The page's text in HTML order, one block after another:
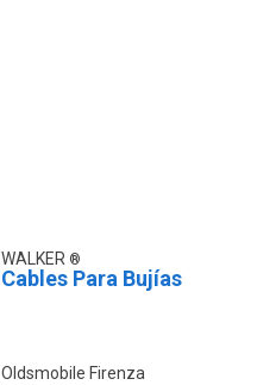
WALKER
Cables Para Bujías
Oldsmobile Firenza